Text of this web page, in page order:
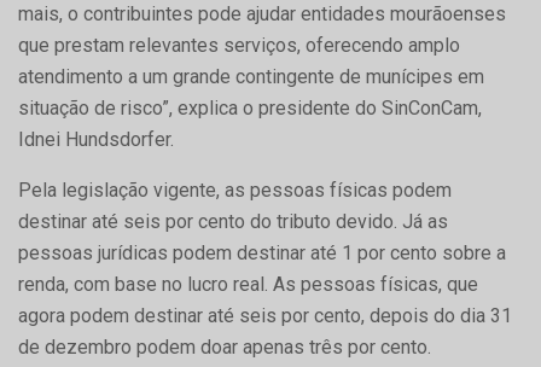
mais, o contribuintes pode ajudar entidades mourãoenses
que prestam relevantes serviços, oferecendo amplo
atendimento a um grande contingente de munícipes em
situação de risco”, explica o presidente do SinConCam,
Idnei Hundsdorfer.
Pela legislação vigente, as pessoas físicas podem
destinar até seis por cento do tributo devido. Já as
pessoas jurídicas podem destinar até 1 por cento sobre a
renda, com base no lucro real. As pessoas físicas, que
agora podem destinar até seis por cento, depois do dia 31
de dezembro podem doar apenas três por cento.